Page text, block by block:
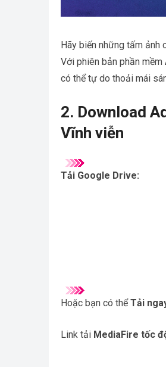
Hãy biến những tấm ảnh
Với phiên bản phần mềm
có thể tự do thoải mái
2. Download
Vĩnh viễn
Tải Google Drive:
Hoặc bạn có thểTải
Link tải MediaFire tốc